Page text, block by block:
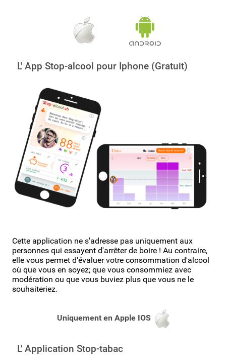
L' App Stop-alcool pour Iphone (Gratuit)
Cette application ne s'adresse pas uniquement aux
personnes qui essayent d'arrêter de boire ! Au contraire,
elle vous permet d'évaluer votre consommation d'alcool
où que vous en soyez; que vous consommiez avec
modération ou que vous buviez plus que vous ne le
souhaiteriez.
Uniquement en Apple IOS
L' Application Stop-tabac